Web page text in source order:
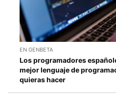
EN GENBETA
Los programadores
mejor lenguaje de
quieras hacer